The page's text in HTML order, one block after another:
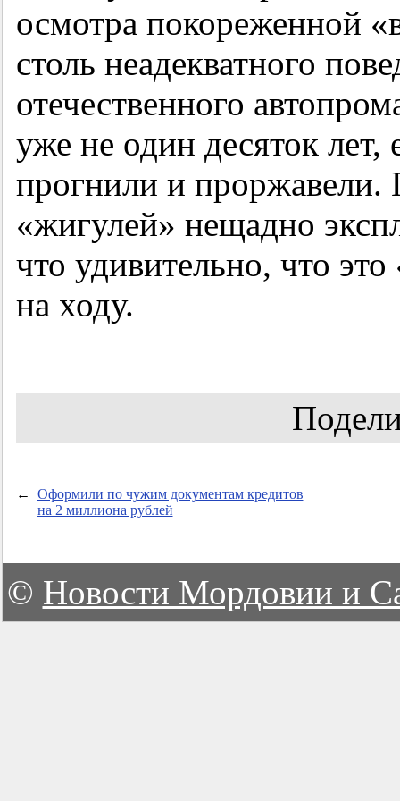
осмотра покореженной
столь неадекватного
отечественного
уже не один десяток лет,
прогнили и проржавели.
«жигулей» нещадно
что удивительно, что
на ходу.
←
Оформили по чужим документам кредитов
на 2 миллиона рублей
© Новости Мордовии и